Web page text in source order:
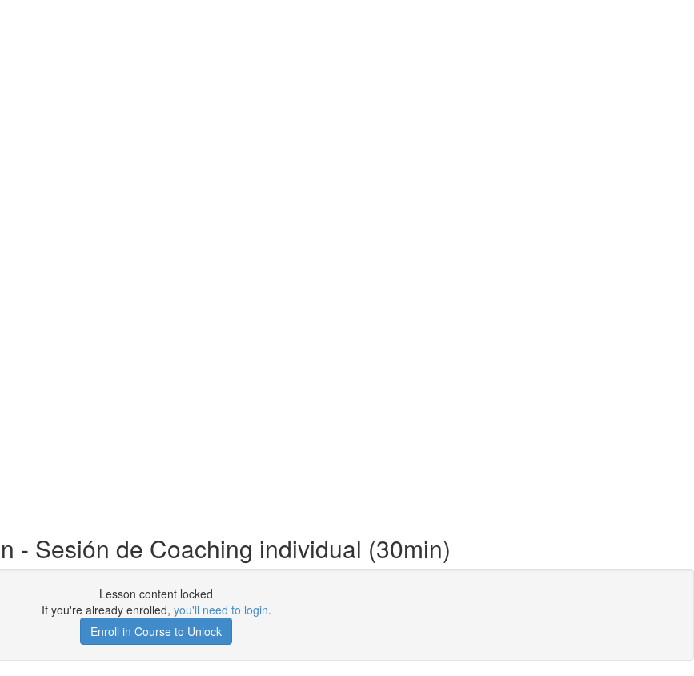
- Sesión de Coaching individual (30min)
Lesson content locked
If you're already enrolled, you'll need to login.
Enroll in Course to Unlock